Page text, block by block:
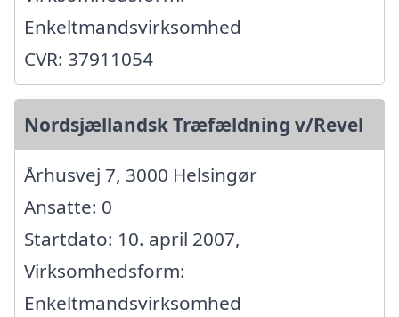
Enkeltmandsvirksomhed
CVR: 37911054
Nordsjællandsk Træfældning v/Revel
Århusvej 7, 3000 Helsingør
Ansatte: 0
Startdato: 10. april 2007,
Virksomhedsform:
Enkeltmandsvirksomhed